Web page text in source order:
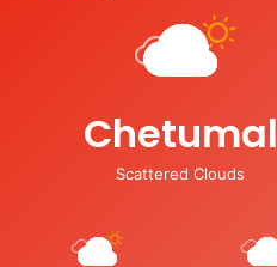
Chetumal
Scattered Clouds